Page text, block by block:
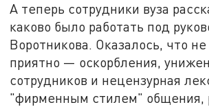
А теперь сотрудники вуза
каково было работать под
Воротникова. Оказалось, что
приятно — оскорбления,
сотрудников и нецензурная
"фирменным стилем" общения,